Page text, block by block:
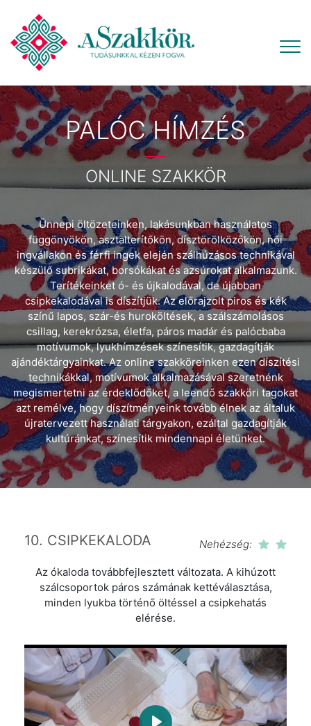
PALÓC HÍMZÉS
ONLINE SZAKKÖR
Ünnepi öltözeteinken, lakásunkban használatos
függönyökön, asztalterítőkön, dísztörölközőkön, női
ingvállakon és férfi ingek elején szálhúzásos technikával
készülő subrikákat, borsókákat és azsúrokat alkalmazunk.
Terítékeinket ó- és újkalodával, de újabban
csipkekalodával is díszítjük. Az előrajzolt piros és kék
színű lapos, szár-és huroköltések, a szálszámolásos
csillag, kerekrózsa, életfa, páros madár és palócbaba
motívumok, lyukhímzések színesítik, gazdagítják
ajándéktárgyainkat. Az online szakköreinken ezen díszítési
technikákkal, motívumok alkalmazásával szeretnénk
megismertetni az érdeklődőket, a leendő szakköri tagokat
azt remélve, hogy díszítményeink tovább élnek az általuk
újratervezett használati tárgyakon, ezáltal gazdagítják
kultúránkat, színesítik mindennapi életünket.
10. CSIPKEKALODA Nehézség:
Az ókaloda továbbfejlesztett változata. A kihúzott
szálcsoportok páros számának kettéválasztása,
minden lyukba történő öltéssel a csipkehatás
elérése.